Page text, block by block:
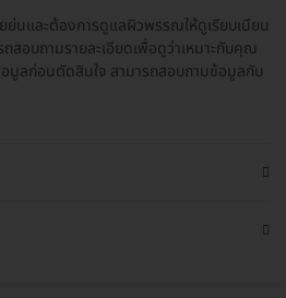
ย่นและต้องการดูแลผิวพรรณให้ดูเรียบเนียน
สอบถามรายละเอียดเพื่อดูว่าเหมาะกับคุณ
อมูลก่อนตัดสินใจ สามารถสอบถามข้อมูลกับ